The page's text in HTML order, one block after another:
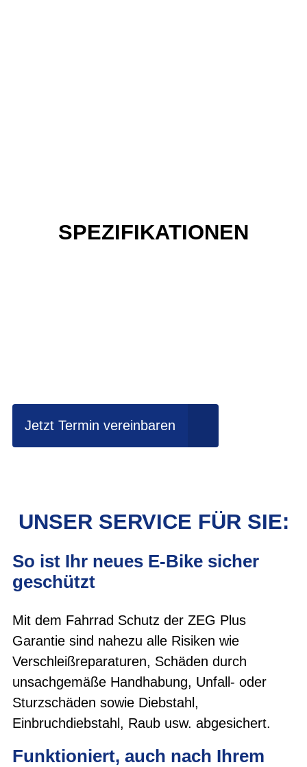
SPEZIFIKATIONEN
Jetzt Termin vereinbaren
UNSER SERVICE FÜR SIE:
So ist Ihr neues E-Bike sicher
geschützt
Mit dem Fahrrad Schutz der ZEG Plus
Garantie sind nahezu alle Risiken wie
Verschleißreparaturen, Schäden durch
unsachgemäße Handhabung, Unfall- oder
Sturzschäden sowie Diebstahl,
Einbruchdiebstahl, Raub usw. abgesichert.
Funktioniert, auch nach Ihrem